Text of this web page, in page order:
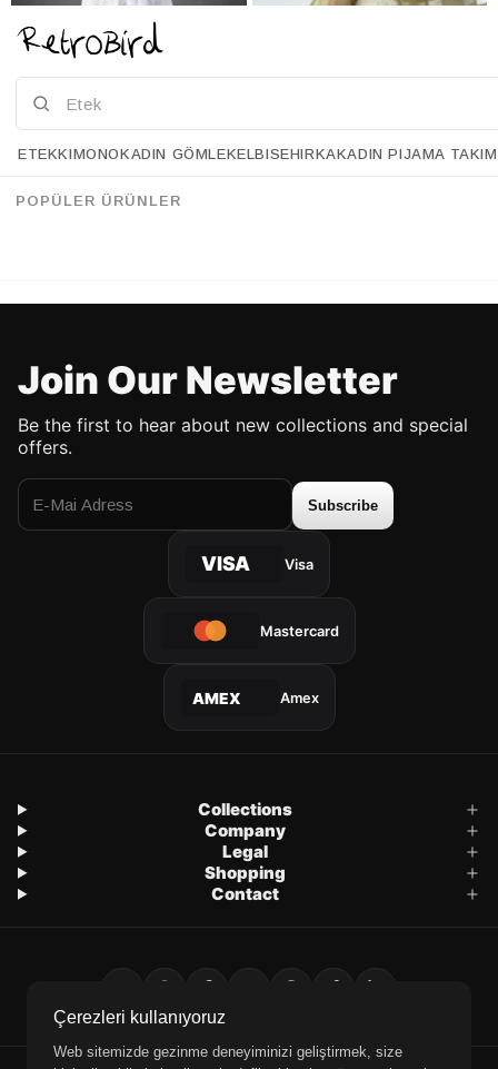
63.90 USD
112.90 USD
Join Our Newsletter
Be the first to hear about new collections and special
offers.
Subscribe
VISA Visa
Mastercard
AMEX Amex
Collections
Company
Legal
Shopping
Contact
Çerezleri kullanıyoruz
Web sitemizde gezinme deneyiminizi geliştirmek, size
ETEKKIMONOKADIN GÖMLEKELBISEHIRKAKADIN PIJAMA TAKIM
POPÜLER ÜRÜNLER